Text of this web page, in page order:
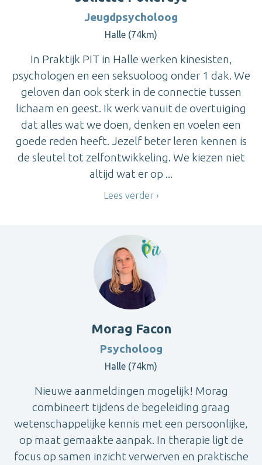
Jeugdpsycholoog
Halle (74km)
In Praktijk PIT in Halle werken kinesisten,
psychologen en een seksuoloog onder 1 dak. We
geloven dan ook sterk in de connectie tussen
lichaam en geest. Ik werk vanuit de overtuiging
dat alles wat we doen, denken en voelen een
goede reden heeft. Jezelf beter leren kennen is
de sleutel tot zelfontwikkeling. We kiezen niet
altijd wat er op ...
Lees verder
Morag Facon
Psycholoog
Halle (74km)
Nieuwe aanmeldingen mogelijk! Morag
combineert tijdens de begeleiding graag
wetenschappelijke kennis met een persoonlijke,
op maat gemaakte aanpak. In therapie ligt de
focus op samen inzicht verwerven en praktische